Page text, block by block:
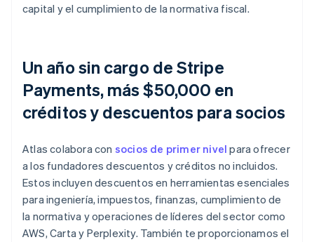
capital y el cumplimiento de la normativa fiscal.
Un año sin cargo de Stripe
Payments, más $50,000 en
créditos y descuentos para socios
Atlas colabora con socios de primer nivel para ofrecer
a los fundadores descuentos y créditos no incluidos.
Estos incluyen descuentos en herramientas esenciales
para ingeniería, impuestos, finanzas, cumplimiento de
la normativa y operaciones de líderes del sector como
AWS, Carta y Perplexity. También te proporcionamos el